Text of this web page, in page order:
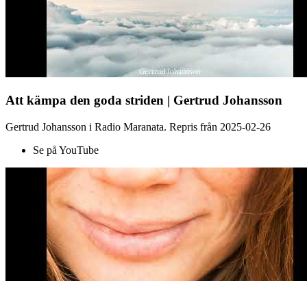
Att kämpa den goda striden | Gertrud Johansson
Gertrud Johansson i Radio Maranata. Repris från 2025-02-26
Se på YouTube